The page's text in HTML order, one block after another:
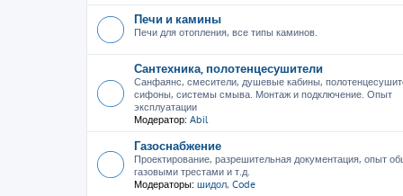
Печи и камины
Печи для отопления, все типы каминов.
Сантехника, полотенцесушители
Санфаянс, смесители, душевые кабины,
сифоны, системы смыва. Монтаж и подключение. Опыт
эксплуатации
Модератор: Abil
Газоснабжение
Проектирование, разрешительная документация, опыт
газовыми трестами и т.д.
Модераторы: шидол, Code